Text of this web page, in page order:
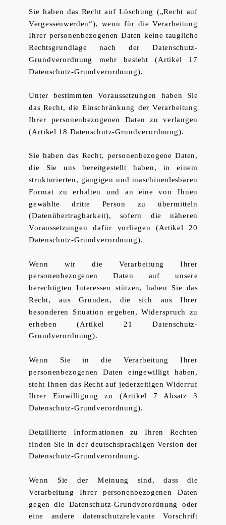
Sie haben das Recht auf Löschung („Recht auf
Vergessenwerden“), wenn für die Verarbeitung
Ihrer personenbezogenen Daten keine taugliche
Rechtsgrundlage nach der Datenschutz-
Grundverordnung mehr besteht (Artikel 17
Datenschutz-Grundverordnung).
Unter bestimmten Voraussetzungen haben Sie
das Recht, die Einschränkung der Verarbeitung
Ihrer personenbezogenen Daten zu verlangen
(Artikel 18 Datenschutz-Grundverordnung).
Sie haben das Recht, personenbezogene Daten,
die Sie uns bereitgestellt haben, in einem
strukturierten, gängigen und maschinenlesbaren
Format zu erhalten und an eine von Ihnen
gewählte dritte Person zu übermitteln
(Datenübertragbarkeit), sofern die näheren
Voraussetzungen dafür vorliegen (Artikel 20
Datenschutz-Grundverordnung).
Wenn wir die Verarbeitung Ihrer
personenbezogenen Daten auf unsere
berechtigten Interessen stützen, haben Sie das
Recht, aus Gründen, die sich aus Ihrer
besonderen Situation ergeben, Widerspruch zu
erheben (Artikel 21 Datenschutz-
Grundverordnung).
Wenn Sie in die Verarbeitung Ihrer
personenbezogenen Daten eingewilligt haben,
steht Ihnen das Recht auf jederzeitigen Widerruf
Ihrer Einwilligung zu (Artikel 7 Absatz 3
Datenschutz-Grundverordnung).
Detaillierte Informationen zu Ihren Rechten
finden Sie in der deutschsprachigen Version der
Datenschutz-Grundverordnung.
Wenn Sie der Meinung sind, dass die
Verarbeitung Ihrer personenbezogenen Daten
gegen die Datenschutz-Grundverordnung oder
eine andere datenschutzrelevante Vorschrift